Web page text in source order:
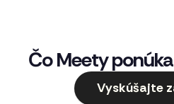
Čo Meety
Vyskúšajte